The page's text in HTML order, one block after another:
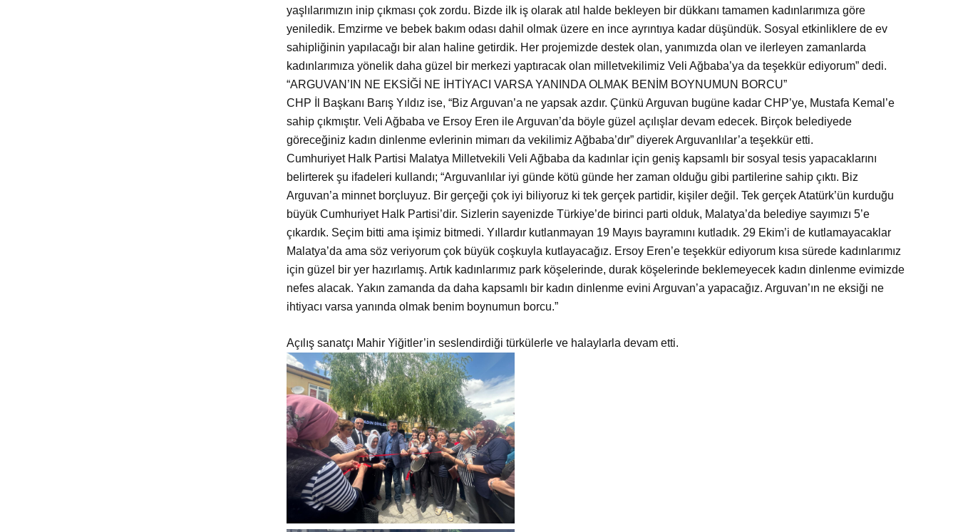
yaşlılarımızın inip çıkması çok zordu. Bizde ilk iş olarak atıl halde bekleyen bir dükkanı tamamen kadınlarımıza göre
yeniledik. Emzirme ve bebek bakım odası dahil olmak üzere en ince ayrıntıya kadar düşündük. Sosyal etkinliklere de ev
sahipliğinin yapılacağı bir alan haline getirdik. Her projemizde destek olan, yanımızda olan ve ilerleyen zamanlarda
kadınlarımıza yönelik daha güzel bir merkezi yaptıracak olan milletvekilimiz Veli Ağbaba’ya da teşekkür ediyorum” dedi.
“ARGUVAN’IN NE EKSİĞİ NE İHTİYACI VARSA YANINDA OLMAK BENİM BOYNUMUN BORCU”
CHP İl Başkanı Barış Yıldız ise, “Biz Arguvan’a ne yapsak azdır. Çünkü Arguvan bugüne kadar CHP’ye, Mustafa Kemal’e
sahip çıkmıştır. Veli Ağbaba ve Ersoy Eren ile Arguvan’da böyle güzel açılışlar devam edecek. Birçok belediyede
göreceğiniz kadın dinlenme evlerinin mimarı da vekilimiz Ağbaba’dır” diyerek Arguvanlılar’a teşekkür etti.
Cumhuriyet Halk Partisi Malatya Milletvekili Veli Ağbaba da kadınlar için geniş kapsamlı bir sosyal tesis yapacaklarını
belirterek şu ifadeleri kullandı; “Arguvanlılar iyi günde kötü günde her zaman olduğu gibi partilerine sahip çıktı. Biz
Arguvan’a minnet borçluyuz. Bir gerçeği çok iyi biliyoruz ki tek gerçek partidir, kişiler değil. Tek gerçek Atatürk’ün kurduğu
büyük Cumhuriyet Halk Partisi’dir. Sizlerin sayenizde Türkiye’de birinci parti olduk, Malatya’da belediye sayımızı 5’e
çıkardık. Seçim bitti ama işimiz bitmedi. Yıllardır kutlanmayan 19 Mayıs bayramını kutladık. 29 Ekim’i de kutlamayacaklar
Malatya’da ama söz veriyorum çok büyük coşkuyla kutlayacağız. Ersoy Eren’e teşekkür ediyorum kısa sürede kadınlarımız
için güzel bir yer hazırlamış. Artık kadınlarımız park köşelerinde, durak köşelerinde beklemeyecek kadın dinlenme evimizde
nefes alacak. Yakın zamanda da daha kapsamlı bir kadın dinlenme evini Arguvan’a yapacağız. Arguvan’ın ne eksiği ne
ihtiyacı varsa yanında olmak benim boynumun borcu.”
Açılış sanatçı Mahir Yiğitler’in seslendirdiği türkülerle ve halaylarla devam etti.